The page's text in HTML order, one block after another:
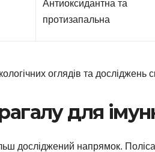
Антиоксидантна та
протизапальна
оглядів та досліджень
для
досліджений напрямок.